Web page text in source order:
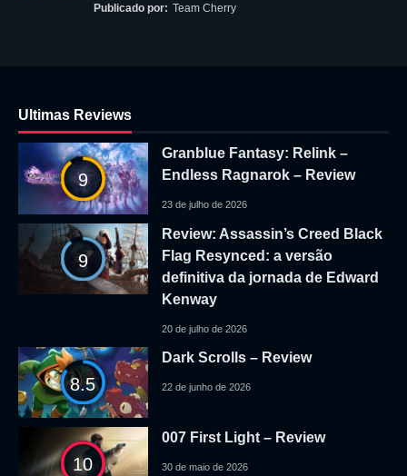
Publicado por: Team Cherry
Ultimas Reviews
9
Granblue Fantasy: Relink –
Endless Ragnarok – Review
23 de julho de 2026
9
Review: Assassin’s Creed Black
Flag Resynced: a versão
definitiva da jornada de Edward
Kenway
20 de julho de 2026
8.5
Dark Scrolls – Review
22 de junho de 2026
10
007 First Light – Review
30 de maio de 2026